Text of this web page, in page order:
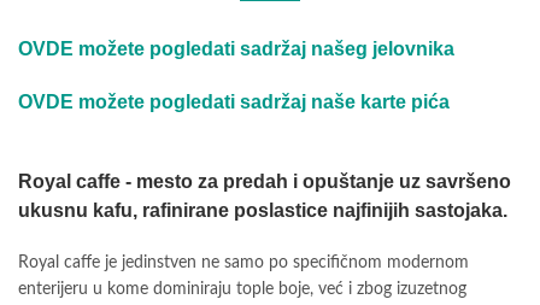
OVDE možete pogledati sadržaj našeg jelovnika
OVDE možete pogledati sadržaj naše karte pića
Royal caffe - mesto za predah i opuštanje uz savršeno
ukusnu kafu, rafinirane poslastice najfinijih sastojaka.
Royal caffe je jedinstven ne samo po specifičnom modernom
enterijeru u kome dominiraju tople boje, već i zbog izuzetnog